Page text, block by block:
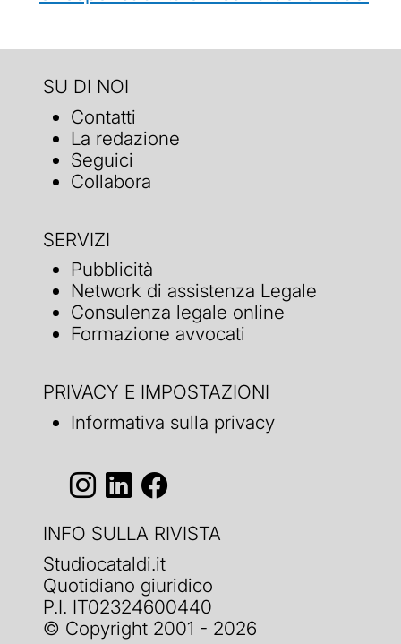
SU DI NOI
Contatti
La redazione
Seguici
Collabora
SERVIZI
Pubblicità
Network di assistenza Legale
Consulenza legale online
Formazione avvocati
PRIVACY E IMPOSTAZIONI
Informativa sulla privacy
INFO SULLA RIVISTA
Studiocataldi.it
Quotidiano giuridico
P.I. IT02324600440
© Copyright 2001 - 2026